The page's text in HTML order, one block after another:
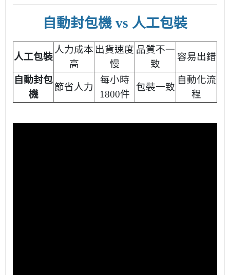
自動封包機 vs 人工包裝
人工包裝
人力成本
高
出貨速度
慢
品質不一
致
容易出錯
自動封包
機
節省人力
每小時
1800件
包裝一致
自動化流
程